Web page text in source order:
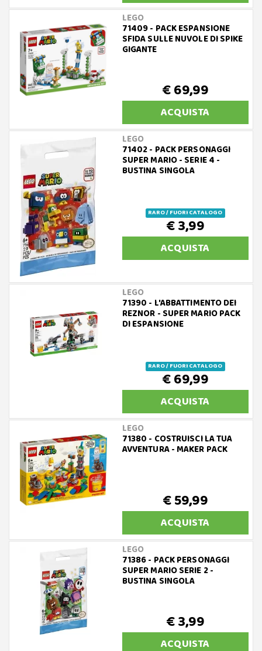
LEGO
71409 - PACK ESPANSIONE
SFIDA SULLE NUVOLE DI SPIKE
GIGANTE
€ 69,99
ACQUISTA
LEGO
71402 - PACK PERSONAGGI
SUPER MARIO - SERIE 4 -
BUSTINA SINGOLA
RARO / FUORI CATALOGO
€ 3,99
ACQUISTA
LEGO
71390 - L'ABBATTIMENTO DEI
REZNOR - SUPER MARIO PACK
DI ESPANSIONE
RARO / FUORI CATALOGO
€ 69,99
ACQUISTA
LEGO
71380 - COSTRUISCI LA TUA
AVVENTURA - MAKER PACK
€ 59,99
ACQUISTA
LEGO
71386 - PACK PERSONAGGI
SUPER MARIO SERIE 2 -
BUSTINA SINGOLA
€ 3,99
ACQUISTA